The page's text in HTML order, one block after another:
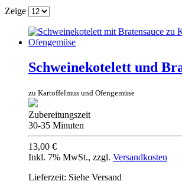
Zeige
Schweinekotelett und
zu Kartoffelmus und Ofengemüse
Zubereitungszeit
30-35 Minuten
13,00 €
Inkl. 7% MwSt., zzgl. Versandkosten
Lieferzeit: Siehe Versand